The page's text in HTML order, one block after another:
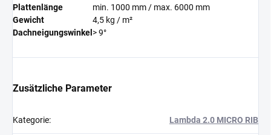
Plattenlänge
min. 1000 mm / max. 6000 mm
Gewicht
4,5 kg / m²
Dachneigungswinkel > 9°
Zusätzliche Parameter
Kategorie: Lambda 2.0 MICRO RIB